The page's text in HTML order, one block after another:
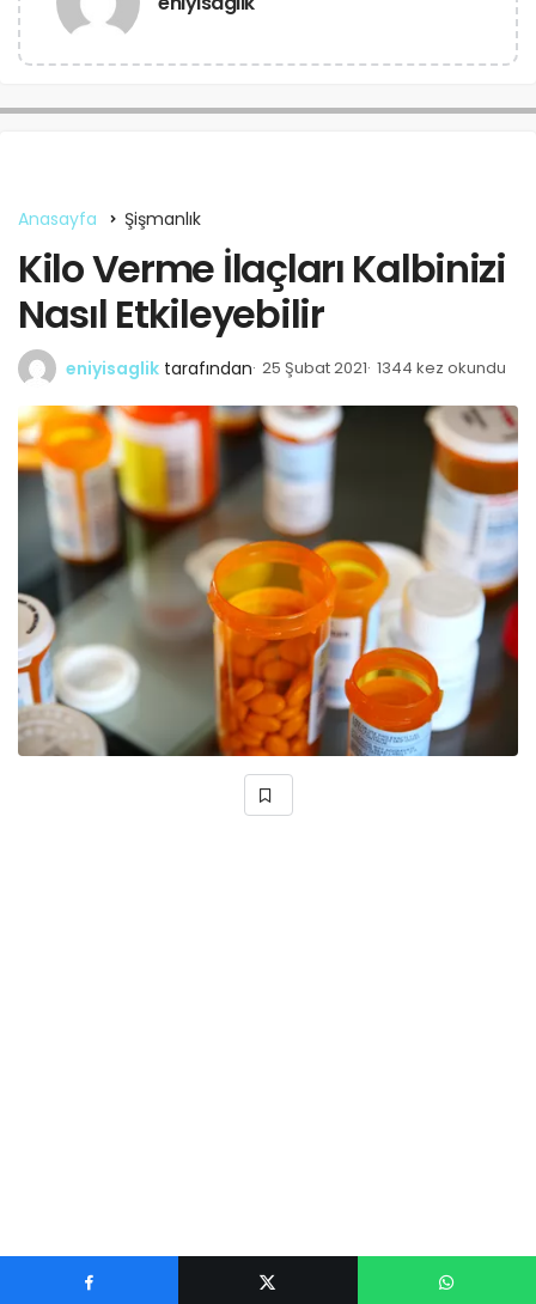
Anasayfa Şişmanlık
Kilo Verme İlaçları Kalbinizi
Nasıl Etkileyebilir
eniyisaglik tarafından 25 Şubat 2021 1344 kez okundu